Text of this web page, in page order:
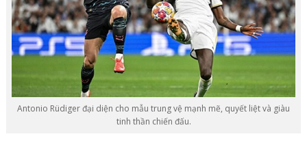
Antonio Rüdiger đại diện cho mẫu trung vệ mạnh mẽ, quyết liệt và giàu
tinh thần chiến đấu.